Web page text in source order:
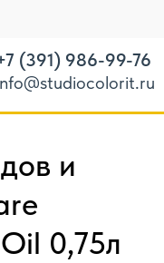
(391) 986-99-76
и
0,75л